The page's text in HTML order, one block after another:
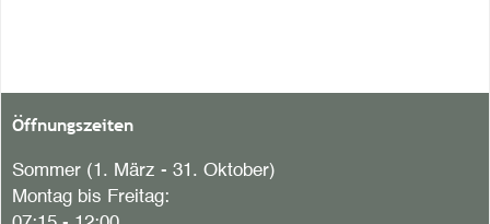
Öffnungszeiten
Sommer (1. März - 31. Oktober)
Montag bis Freitag: